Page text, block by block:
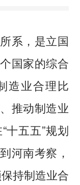
系，是立国
国家的综合
造业合理比
推动制造业
十五五”规划
河南考察，
持制造业合